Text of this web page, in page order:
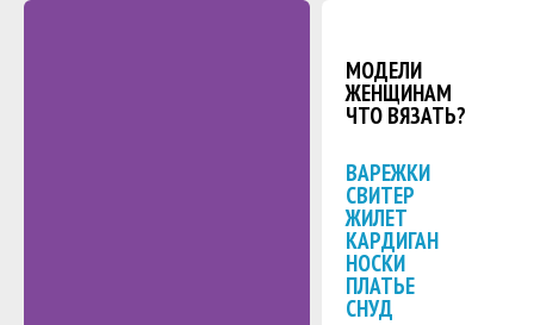
МОДЕЛИ
ЖЕНЩИНАМ
ЧТО ВЯЗАТЬ?
ВАРЕЖКИ
СВИТЕР
ЖИЛЕТ
КАРДИГАН
НОСКИ
ПЛАТЬЕ
СНУД